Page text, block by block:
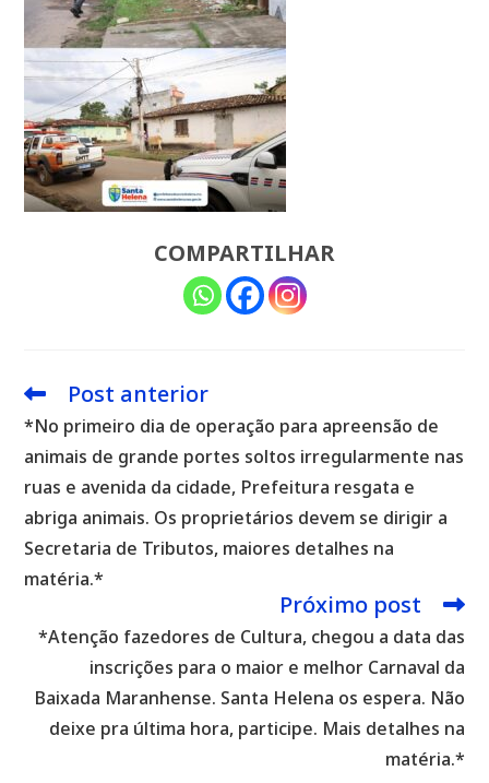
COMPARTILHAR
Leia
artigos
Post anterior
*No primeiro dia de operação para apreensão de
animais de grande portes soltos irregularmente nas
ruas e avenida da cidade, Prefeitura resgata e
abriga animais. Os proprietários devem se dirigir a
Secretaria de Tributos, maiores detalhes na
matéria.*
Próximo post
*Atenção fazedores de Cultura, chegou a data das
inscrições para o maior e melhor Carnaval da
Baixada Maranhense. Santa Helena os espera. Não
deixe pra última hora, participe. Mais detalhes na
matéria.*